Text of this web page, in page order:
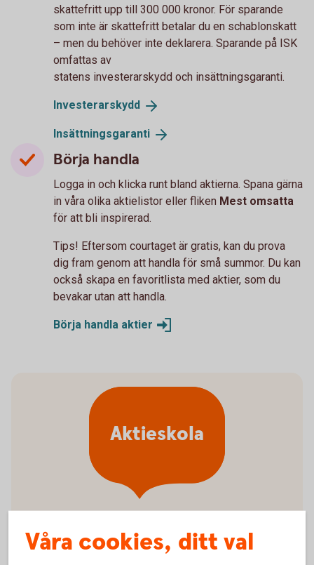
skattefritt upp till 300 000 kronor. För sparande
som inte är skattefritt betalar du en schablonskatt
– men du behöver inte deklarera. Sparande på ISK
omfattas av
statens investerarskydd och insättningsgaranti.
Investerarskydd
Insättningsgaranti
Börja handla
Logga in och klicka runt bland aktierna. Spana gärna
in våra olika aktielistor eller fliken Mest omsatta
för att bli inspirerad.
Tips! Eftersom courtaget är gratis, kan du prova
dig fram genom att handla för små summor. Du kan
också skapa en favoritlista med aktier, som du
bevakar utan att handla.
Börja handla aktier
Vad ska jag välja för aktier?
Aktieskola
Våra cookies, ditt val